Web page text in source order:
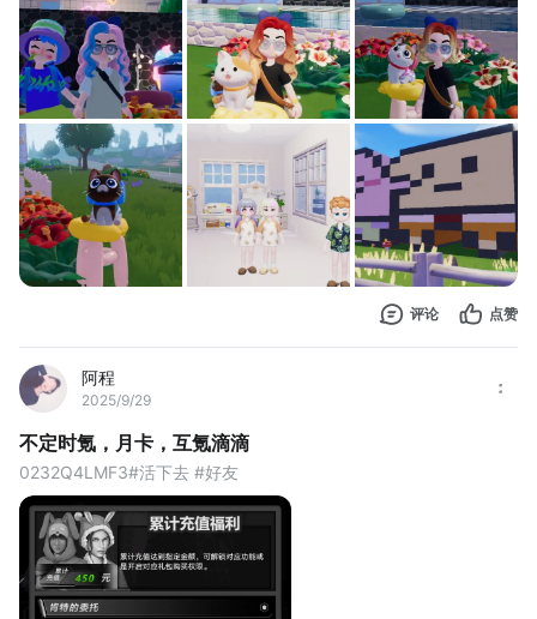
评论 点赞
阿程
2025/9/29
不定时氪，月卡，互氪滴滴
0232Q4LMF3#活下去 #好友